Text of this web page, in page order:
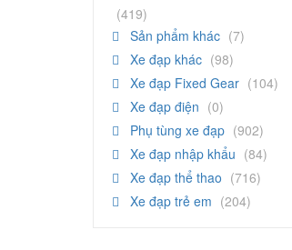
(419)
Sản phẩm khác (7)
Xe đạp khác (98)
Xe đạp Fixed Gear (104)
Xe đạp điện (0)
Phụ tùng xe đạp (902)
Xe đạp nhập khẩu (84)
Xe đạp thể thao (716)
Xe đạp trẻ em (204)